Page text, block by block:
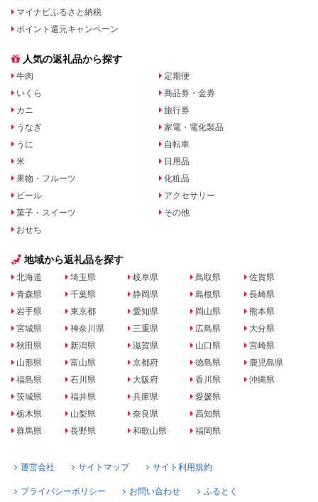
マイナビふるさと納税
ポイント還元キャンペーン
人気の返礼品から探す
牛肉
いくら
カニ
うなぎ
うに
米
果物・フルーツ
ビール
菓子・スイーツ
おせち
定期便
商品券・金券
旅行券
家電・電化製品
自転車
日用品
化粧品
アクセサリー
その他
地域から返礼品を探す
北海道
青森県
岩手県
宮城県
秋田県
山形県
福島県
茨城県
栃木県
群馬県
埼玉県
千葉県
東京都
神奈川県
新潟県
富山県
石川県
福井県
山梨県
長野県
岐阜県
静岡県
愛知県
三重県
滋賀県
京都府
大阪府
兵庫県
奈良県
和歌山県
鳥取県
島根県
岡山県
広島県
山口県
徳島県
香川県
愛媛県
高知県
福岡県
佐賀県
長崎県
熊本県
大分県
宮崎県
鹿児島県
沖縄県
運営会社 サイトマップ サイト利用規約
プライバシーポリシー お問い合わせ ふるとく